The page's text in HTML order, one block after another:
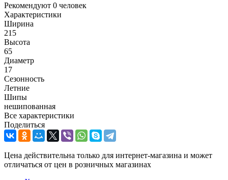
Рекомендуют 0 человек
Характеристики
Ширина
215
Высота
65
Диаметр
17
Сезонность
Летние
Шипы
нешипованная
Все характеристики
Поделиться
Цена действительна только для интернет-магазина и может
отличаться от цен в розничных магазинах